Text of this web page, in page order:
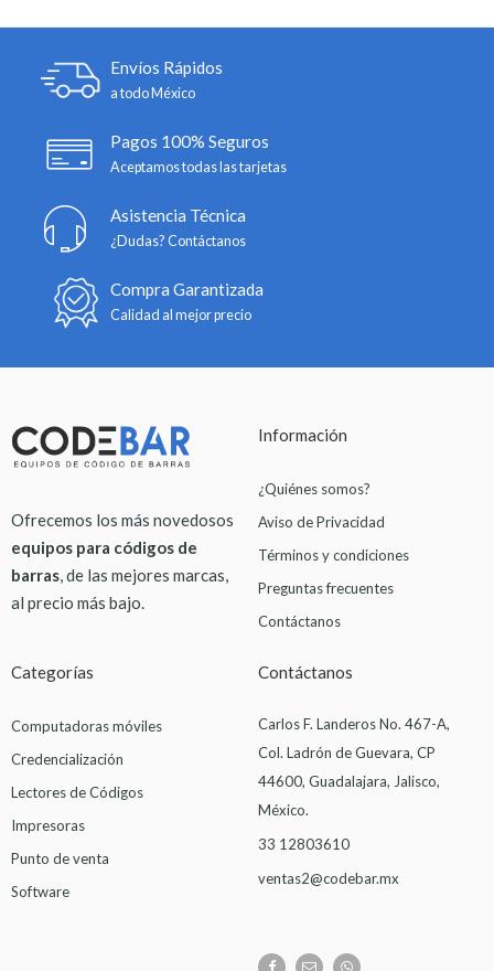
Envíos Rápidos
a todo México
Pagos 100% Seguros
Aceptamos todas las tarjetas
Asistencia Técnica
¿Dudas? Contáctanos
Compra Garantizada
Calidad al mejor precio
Ofrecemos los más novedosos
equipos para códigos de
barras, de las mejores marcas,
al precio más bajo.
Información
¿Quiénes somos?
Aviso de Privacidad
Términos y condiciones
Preguntas frecuentes
Contáctanos
Categorías
Computadoras móviles
Credencialización
Lectores de Códigos
Impresoras
Punto de venta
Software
Contáctanos
Carlos F. Landeros No. 467-A,
Col. Ladrón de Guevara, CP
44600, Guadalajara, Jalisco,
México.
33 12803610
ventas2@codebar.mx